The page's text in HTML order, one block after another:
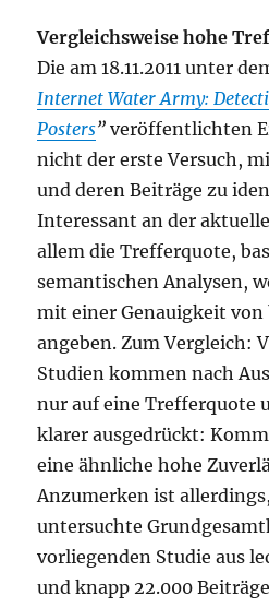
Vergleichsweise hohe
Die am 18.11.2011 unter
Internet Water Army:
Posters” veröffentlichten
nicht der erste Versuch,
und deren Beiträge zu
Interessant an der
allem die Trefferquote,
semantischen Analysen,
mit einer Genauigkeit von
angeben. Zum Vergleich:
Studien kommen nach
nur auf eine Trefferquote
klarer ausgedrückt:
eine ähnliche hohe
Anzumerken ist
untersuchte
vorliegenden Studie aus
und knapp 22.000